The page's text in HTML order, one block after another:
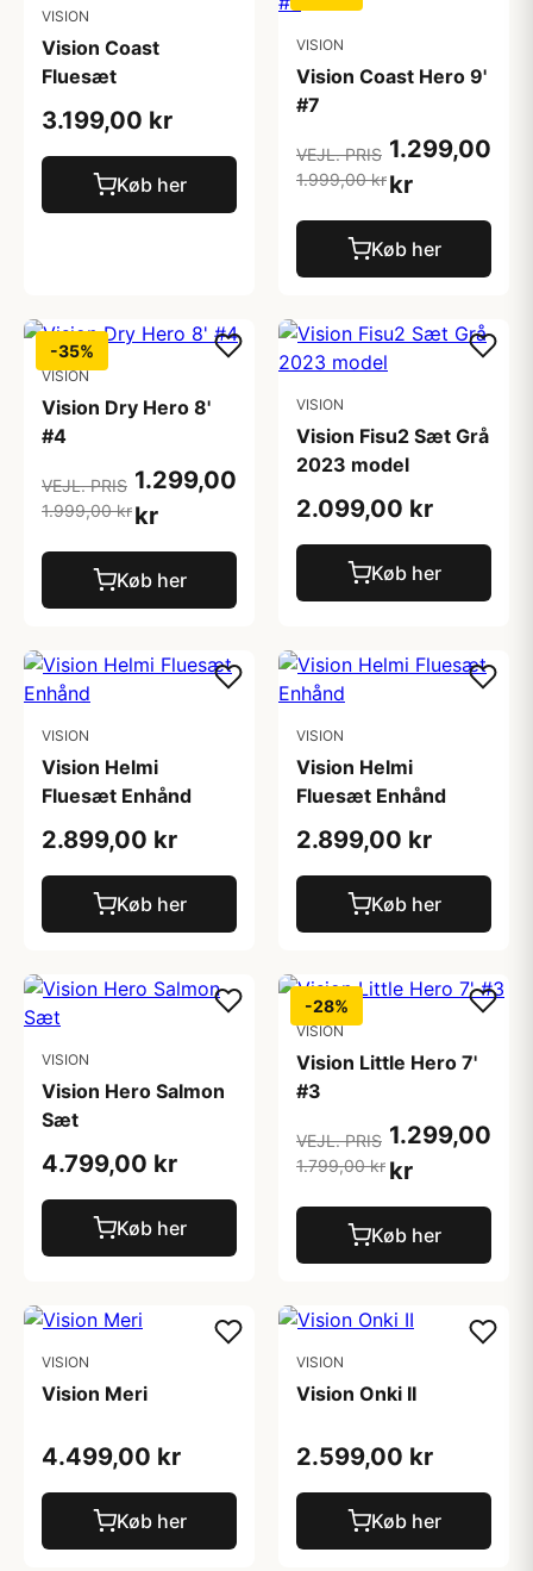
VISION
Vision Coast
Fluesæt
3.199,00 kr
Køb her
VISION
Vision Coast Hero 9'
#7
VEJL. PRIS
1.999,00 kr
1.299,00
kr
Køb her
-35%
VISION
Vision Dry Hero 8'
#4
VEJL. PRIS
1.999,00 kr
1.299,00
kr
Køb her
VISION
Vision Fisu2 Sæt Grå
2023 model
2.099,00 kr
Køb her
VISION
Vision Helmi
Fluesæt Enhånd
2.899,00 kr
Køb her
VISION
Vision Helmi
Fluesæt Enhånd
2.899,00 kr
Køb her
VISION
Vision Hero Salmon
Sæt
4.799,00 kr
Køb her
-28%
VISION
Vision Little Hero 7'
#3
VEJL. PRIS
1.799,00 kr
1.299,00
kr
Køb her
VISION
Vision Meri
4.499,00 kr
Køb her
VISION
Vision Onki II
2.599,00 kr
Køb her